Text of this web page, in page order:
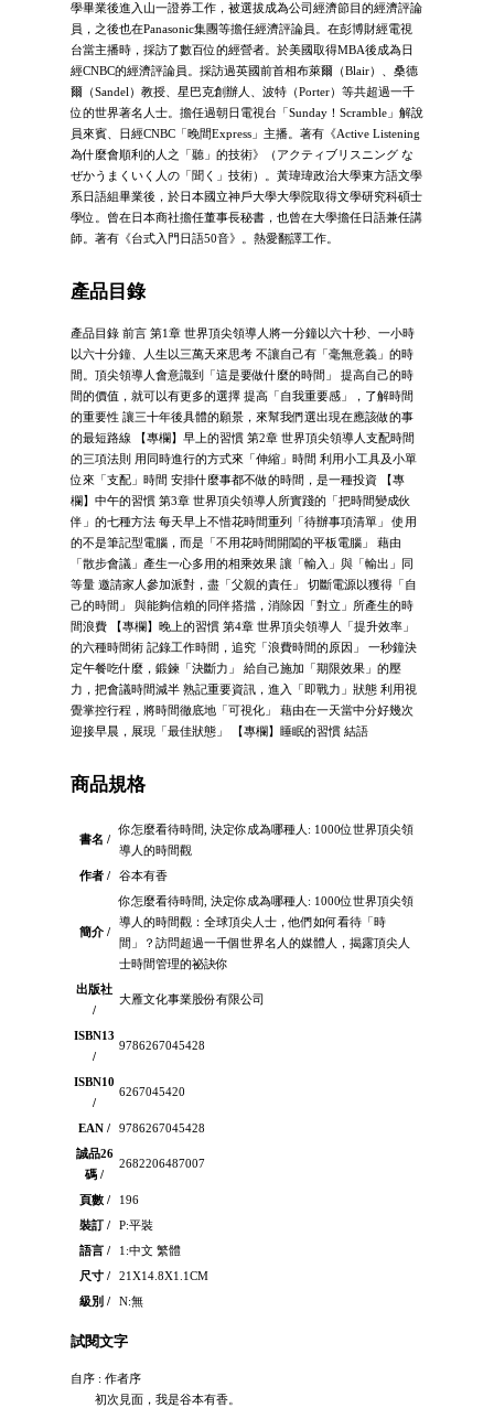
學畢業後進入山一證券工作，被選拔成為公司經濟節目的經濟評論
員，之後也在Panasonic集團等擔任經濟評論員。在彭博財經電視
台當主播時，採訪了數百位的經營者。於美國取得MBA後成為日
經CNBC的經濟評論員。採訪過英國前首相布萊爾（Blair）、桑德
爾（Sandel）教授、星巴克創辦人、波特（Porter）等共超過一千
位的世界著名人士。擔任過朝日電視台「Sunday！Scramble」解說
員來賓、日經CNBC「晚間Express」主播。著有《Active Listening
為什麼會順利的人之「聽」的技術》（アクティブリスニング な
ぜかうまくいく人の「聞く」技術）。黃瑋瑋政治大學東方語文學
系日語組畢業後，於日本國立神戶大學大學院取得文學研究科碩士
學位。曾在日本商社擔任董事長秘書，也曾在大學擔任日語兼任講
師。著有《台式入門日語50音》。熱愛翻譯工作。
產品目錄
產品目錄 前言 第1章 世界頂尖領導人將一分鐘以六十秒、一小時
以六十分鐘、人生以三萬天來思考 不讓自己有「毫無意義」的時
間。頂尖領導人會意識到「這是要做什麼的時間」 提高自己的時
間的價值，就可以有更多的選擇 提高「自我重要感」，了解時間
的重要性 讓三十年後具體的願景，來幫我們選出現在應該做的事
的最短路線 【專欄】早上的習慣 第2章 世界頂尖領導人支配時間
的三項法則 用同時進行的方式來「伸縮」時間 利用小工具及小單
位來「支配」時間 安排什麼事都不做的時間，是一種投資 【專
欄】中午的習慣 第3章 世界頂尖領導人所實踐的「把時間變成伙
伴」的七種方法 每天早上不惜花時間重列「待辦事項清單」 使用
的不是筆記型電腦，而是「不用花時間開闔的平板電腦」 藉由
「散步會議」產生一心多用的相乘效果 讓「輸入」與「輸出」同
等量 邀請家人參加派對，盡「父親的責任」 切斷電源以獲得「自
己的時間」 與能夠信賴的同伴搭擋，消除因「對立」所產生的時
間浪費 【專欄】晚上的習慣 第4章 世界頂尖領導人「提升效率」
的六種時間術 記錄工作時間，追究「浪費時間的原因」 一秒鐘決
定午餐吃什麼，鍛鍊「決斷力」 給自己施加「期限效果」的壓
力，把會議時間減半 熟記重要資訊，進入「即戰力」狀態 利用視
覺掌控行程，將時間徹底地「可視化」 藉由在一天當中分好幾次
迎接早晨，展現「最佳狀態」 【專欄】睡眠的習慣 結語
商品規格
書名 /
你怎麼看待時間, 決定你成為哪種人: 1000位世界頂尖領
導人的時間觀
作者 /
谷本有香
簡介 /
你怎麼看待時間, 決定你成為哪種人: 1000位世界頂尖領
導人的時間觀：全球頂尖人士，他們如何看待「時
間」？訪問超過一千個世界名人的媒體人，揭露頂尖人
士時間管理的祕訣你
出版社
/
大雁文化事業股份有限公司
ISBN13
/
9786267045428
ISBN10
/
6267045420
EAN /
9786267045428
誠品26
碼 /
2682206487007
頁數 /
196
裝訂 /
P:平裝
語言 /
1:中文 繁體
尺寸 /
21X14.8X1.1CM
級別 /
N:無
試閱文字
自序 : 作者序
初次見面，我是谷本有香。